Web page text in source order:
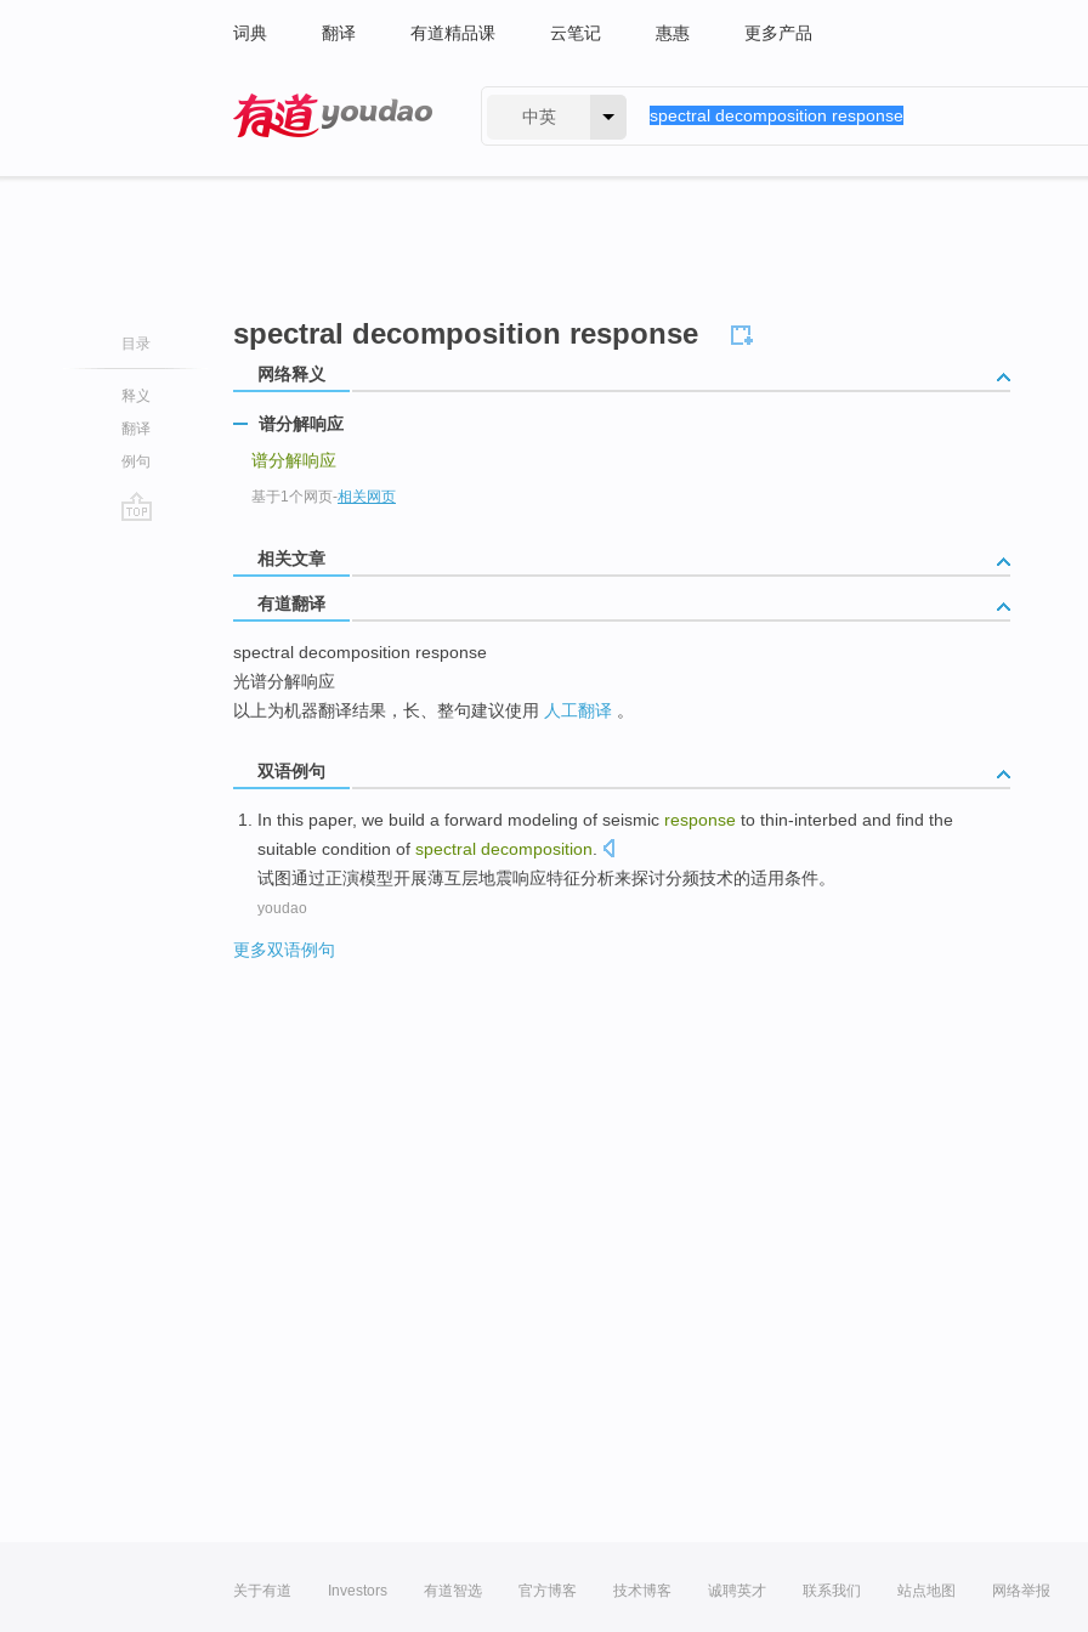
词典 翻译 有道精品课 云笔记 惠惠 更多产品
中英
目录
释义
翻译
例句
spectral decomposition response
网络释义
谱分解响应
谱分解响应
基于1个网页-相关网页
相关文章
有道翻译
spectral decomposition response
光谱分解响应
以上为机器翻译结果，长、整句建议使用 人工翻译 。
双语例句
In this paper, we build a forward modeling of seismic response to thin-interbed and find the
suitable condition of spectral decomposition
试图通过正演模型开展薄互层地震响应特征分析来探讨分频技术的适用条件。
youdao
更多双语例句
关于有道 Investors 有道智选 官方博客 技术博客 诚聘英才 联系我们 站点地图 网络举报